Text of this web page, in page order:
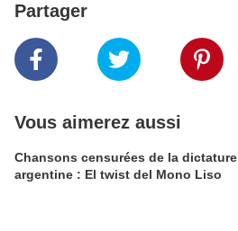
Partager
Vous aimerez aussi
Chansons censurées de la dictature
argentine : El twist del Mono Liso